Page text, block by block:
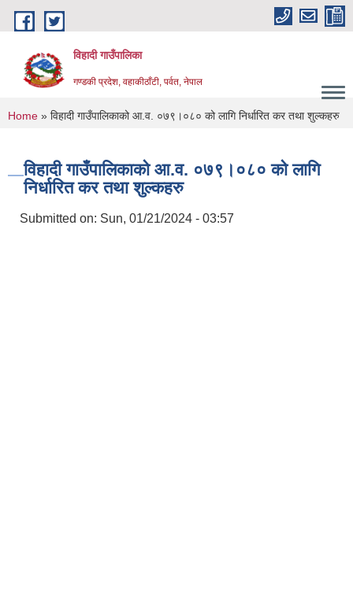
Skip to main content
विहादी गाउँपालिका
गण्डकी प्रदेश, वहाकीठाँटी, पर्वत, नेपाल
You are here
Home » विहादी गाउँपालिकाको आ.व. ०७९।०८० को लागि निर्धारित कर तथा शुल्कहरु
विहादी गाउँपालिकाको आ.व. ०७९।०८० को लागि
निर्धारित कर तथा शुल्कहरु
Submitted on: Sun, 01/21/2024 - 03:57